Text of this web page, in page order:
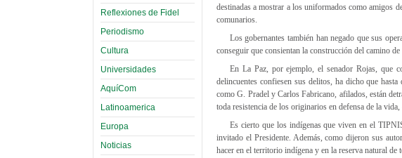
Reflexiones de Fidel
Periodismo
Cultura
Universidades
AquíCom
Latinoamerica
Europa
Noticias
destinadas a mostrar a los uniformados como amigos
comunarios.
Los gobernantes también han negado que sus
conseguir que consientan la construcción del camino
En La Paz, por ejemplo, el senador Rojas, que
delincuentes confiesen sus delitos, ha dicho que
como G. Pradel y Carlos Fabricano, afilados, están
toda resistencia de los originarios en defensa de la
Es cierto que los indígenas que viven en el
invitado el Presidente. Además, como dijeron sus
hacer en el territorio indígena y en la reserva natural de